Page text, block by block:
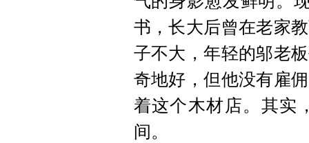
书，长大后曾在老家
子不大，年轻的邬老
奇地好，但他没有雇
着这个木材店。其实
间。